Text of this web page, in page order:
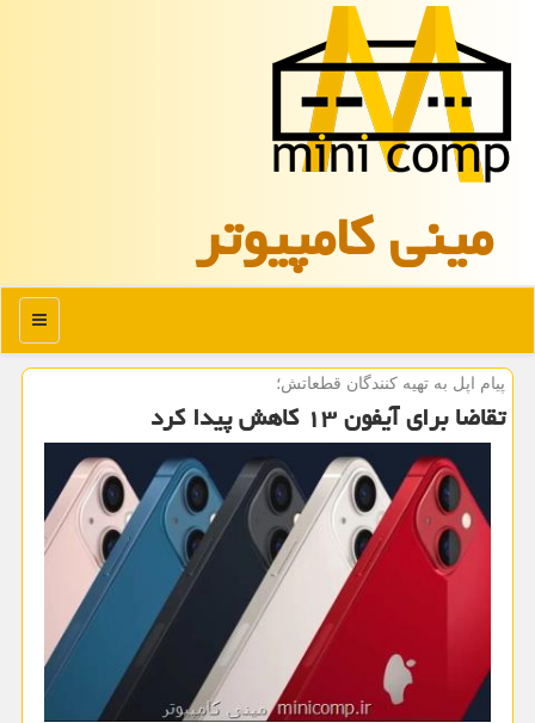
مینی كامپیوتر
منو
پیام اپل به تهیه كنندگان قطعاتش؛
تقاضا برای آیفون ۱۳ کاهش پیدا کرد